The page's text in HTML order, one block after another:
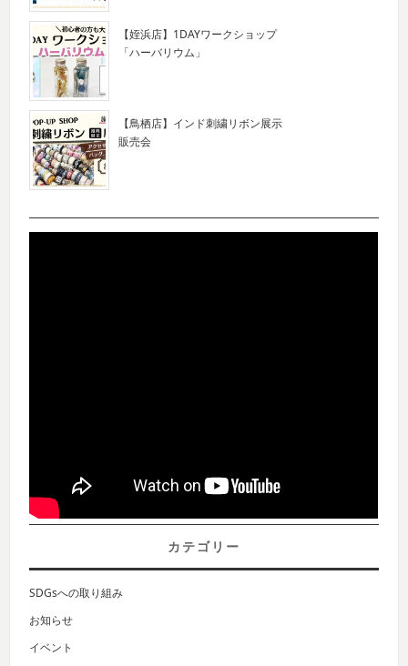
【姪浜店】1DAYワークショップ
「ハーバリウム」
【鳥栖店】インド刺繍リボン展示
販売会
カテゴリー
SDGsへの取り組み
お知らせ
イベント